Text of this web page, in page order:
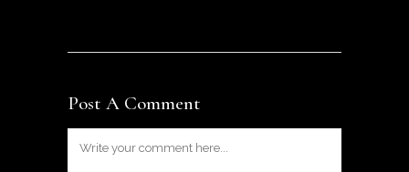
Post A Comment